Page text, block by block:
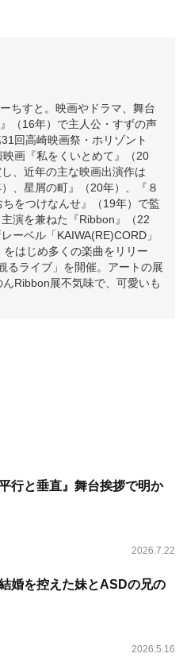
ちすと。映画やドラマ、舞台
（16年）で主人公・すずの声
回高崎映画祭・ホリゾント
画『私をくいとめて』（20
、近年の主な映画出演作は
、星屑の町』（20年）、『８
をつけなんせ』（19年）で監
演を兼ねた『Ribbon』（22
ーベル「KAIWA(RE)CORD」
はじめ多くの楽曲をリリー
るライブ」を開催。アートの展
Ribbon展不気味で、可愛いも
行と垂直』舞台挨拶で明か
2026.7.22
婚を控えた妹とASDの兄の
2026.5.16